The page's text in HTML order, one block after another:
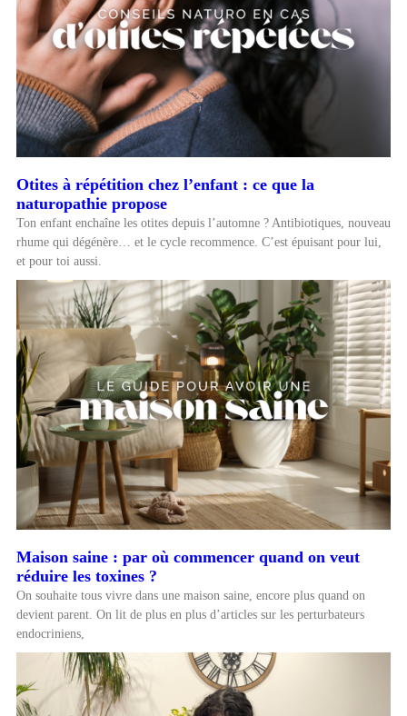
Otites à répétition chez l’enfant : ce que la
naturopathie propose
Ton enfant enchaîne les otites depuis l’automne ? Antibiotiques, nouveau
rhume qui dégénère… et le cycle recommence. C’est épuisant pour lui,
et pour toi aussi.
Maison saine : par où commencer quand on veut
réduire les toxines ?
On souhaite tous vivre dans une maison saine, encore plus quand on
devient parent. On lit de plus en plus d’articles sur les perturbateurs
endocriniens,